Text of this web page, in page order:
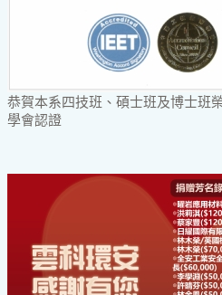
恭賀本系四技班、碩士班及博士班
學會認證